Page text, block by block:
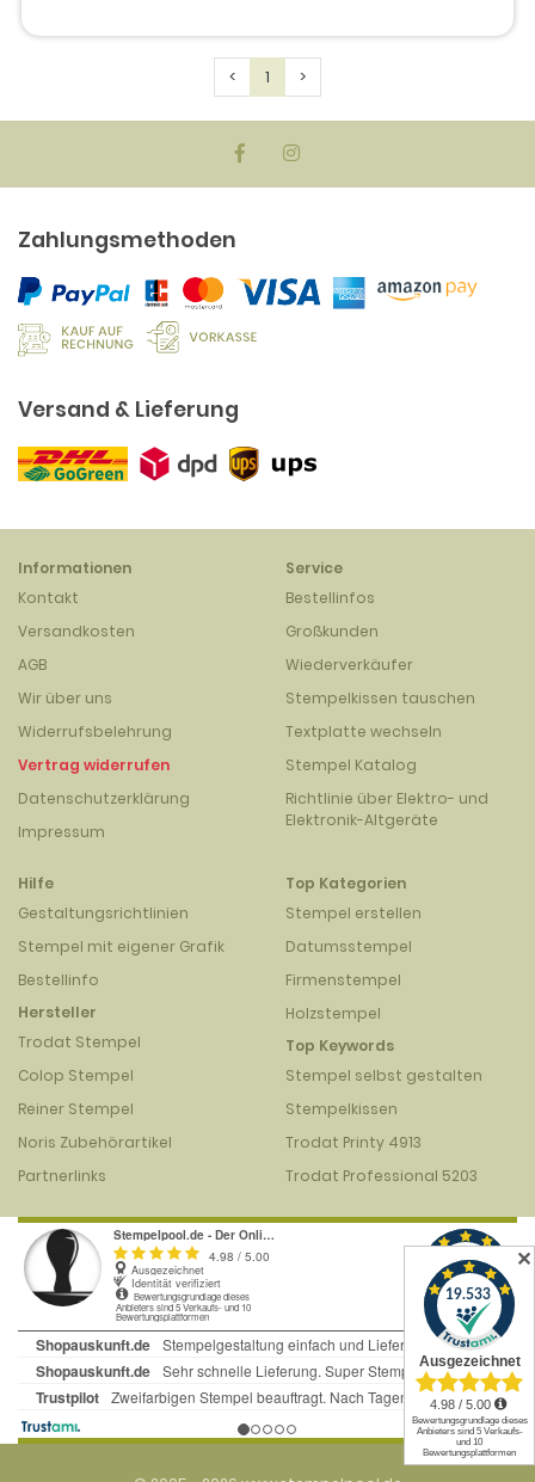
<Previous
1 >Next
Zahlungsmethoden
Versand & Lieferung
Informationen
Kontakt
Versandkosten
AGB
Wir über uns
Widerrufsbelehrung
Vertrag widerrufen
Datenschutzerklärung
Impressum
Service
Bestellinfos
Großkunden
Wiederverkäufer
Stempelkissen tauschen
Textplatte wechseln
Stempel Katalog
Richtlinie über Elektro- und
Elektronik-Altgeräte
Hilfe
Gestaltungsrichtlinien
Stempel mit eigener Grafik
Bestellinfo
Hersteller
Trodat Stempel
Colop Stempel
Reiner Stempel
Noris Zubehörartikel
Partnerlinks
Top Kategorien
Stempel erstellen
Datumsstempel
Firmenstempel
Holzstempel
Top Keywords
Stempel selbst gestalten
Stempelkissen
Trodat Printy 4913
Trodat Professional 5203
✕